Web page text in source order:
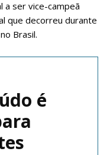
a ser vice-campeã
que decorreu durante
Brasil.
é